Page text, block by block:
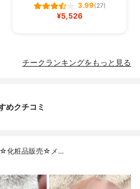
3.99(27)
¥5,526
チークランキングをもっと見る
めクチコミ
☆化粧品販売☆メ…